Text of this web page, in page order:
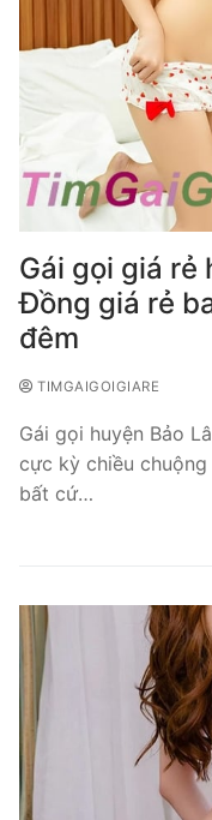
Gái gọi giá rẻ
Đồng giá rẻ
đêm
TIMGAIGOIGIARE
Gái gọi huyện Bảo
cực kỳ chiều
bất cứ…